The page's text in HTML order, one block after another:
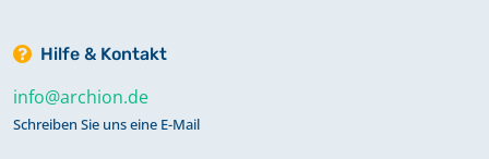
Hilfe & Kontakt
info@archion.de
Schreiben Sie uns eine E-Mail